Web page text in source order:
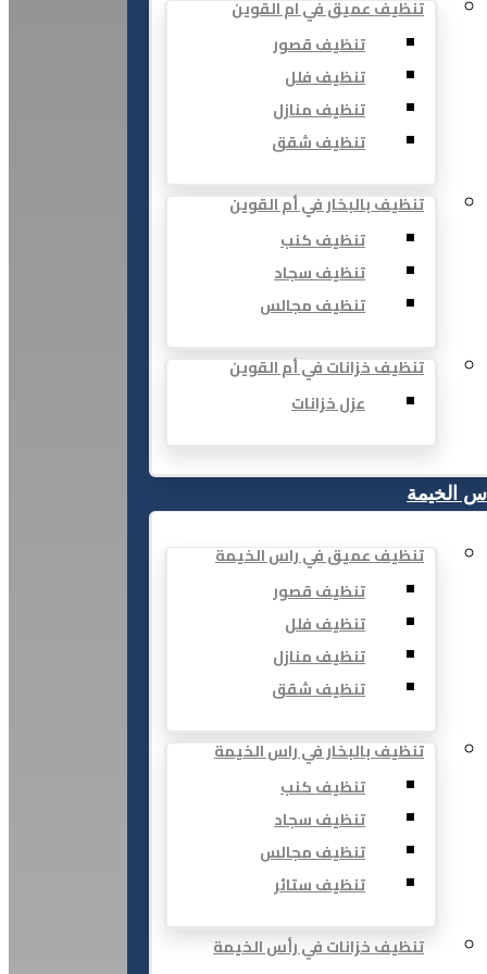
تنظيف عميق في ام القوين
تنظيف قصور
تنظيف فلل
تنظيف منازل
تنظيف شقق
تنظيف بالبخار في أم القوين
تنظيف كنب
تنظيف سجاد
تنظيف مجالس
تنظيف خزانات في أم القوين
عزل خزانات
الخيمة
تنظيف عميق في راس الخيمة
تنظيف قصور
تنظيف فلل
تنظيف منازل
تنظيف شقق
تنظيف بالبخار في راس الخيمة
تنظيف كنب
تنظيف سجاد
تنظيف مجالس
تنظيف ستائر
تنظيف خزانات في رأس الخيمة